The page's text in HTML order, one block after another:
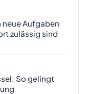
neue Aufgaben
zulässig sind
So gelingt